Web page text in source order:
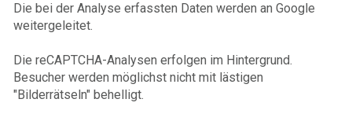
Die bei der Analyse erfassten Daten werden an Google
weitergeleitet.
Die reCAPTCHA-Analysen erfolgen im Hintergrund.
Besucher werden möglichst nicht mit lästigen
"Bilderrätseln" behelligt.